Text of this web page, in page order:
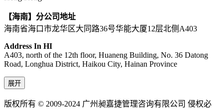
【海南】分公司地址
海南省海口市龙华区大同路36号华能大厦12层北侧A403
Address In HI
A403, north of the 12th floor, Huaneng Building, No. 36 Datong
Road, Longhua District, Haikou City, Hainan Province
展开
版权所有 © 2009-2024 广州昶嘉捷管理咨询有限公司 侵权必